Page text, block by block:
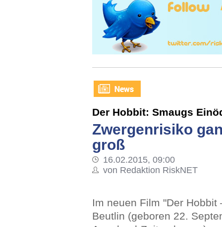
Der Hobbit: Smaugs
Zwergenrisiko
groß
16.02.2015, 09:00
von Redaktion RiskNET
Im neuen Film "Der
Beutlin (geboren 22.